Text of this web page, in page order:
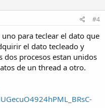
#4
para teclear el dato que
el dato tecleado y
procesos estan unidos
de un thread a otro.